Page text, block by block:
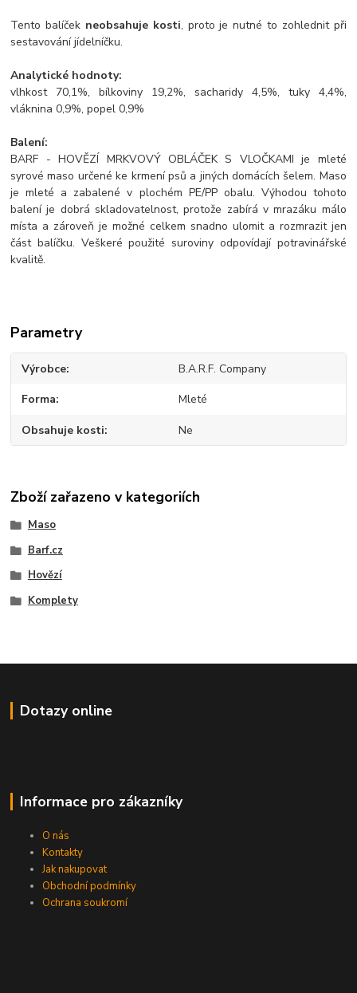
Tento balíček neobsahuje kosti, proto je nutné to zohlednit při
sestavování jídelníčku.
Analytické hodnoty:
vlhkost 70,1%, bílkoviny 19,2%, sacharidy 4,5%, tuky 4,4%,
vláknina 0,9%, popel 0,9%
Balení:
BARF - HOVĚZÍ MRKVOVÝ OBLÁČEK S VLOČKAMI je mleté
syrové maso určené ke krmení psů a jiných domácích šelem. Maso
je mleté a zabalené v plochém PE/PP obalu. Výhodou tohoto
balení je dobrá skladovatelnost, protože zabírá v mrazáku málo
místa a zároveň je možné celkem snadno ulomit a rozmrazit jen
část balíčku. Veškeré použité suroviny odpovídají potravinářské
kvalitě.
Parametry
Výrobce B.A.R.F. Company
Forma Mleté
Obsahuje kosti Ne
Zboží zařazeno v kategoriích
Maso
Barf.cz
Hovězí
Komplety
Dotazy online
Informace pro zákazníky
O nás
Kontakty
Jak nakupovat
Obchodní podmínky
Ochrana soukromí